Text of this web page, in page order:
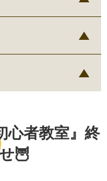
心者教室』終
🦉